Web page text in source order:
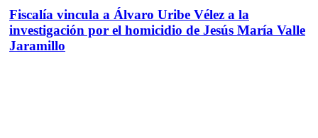
Fiscalía vincula a Álvaro Uribe Vélez a la
investigación por el homicidio de Jesús María Valle
Jaramillo